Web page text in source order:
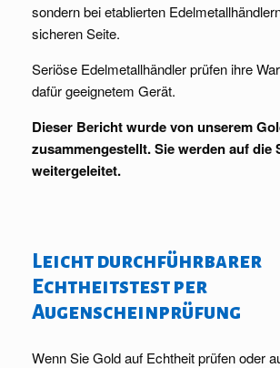
sondern bei etablierten
sicheren Seite.
Seriöse Edelmetallhändler prüfen ihre
dafür geeignetem Gerät.
Dieser Bericht wurde von unserem
zusammengestellt. Sie werden auf die
weitergeleitet.
Leicht durchführbarer
Echtheitstest per
Augenscheinprüfung
Wenn Sie Gold auf Echtheit prüfen oder